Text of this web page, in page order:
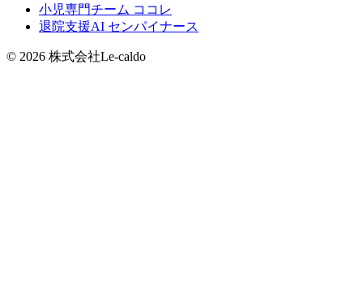
小児専門チーム ココレ
退院支援AI センパイナース
© 2026 株式会社Le-caldo